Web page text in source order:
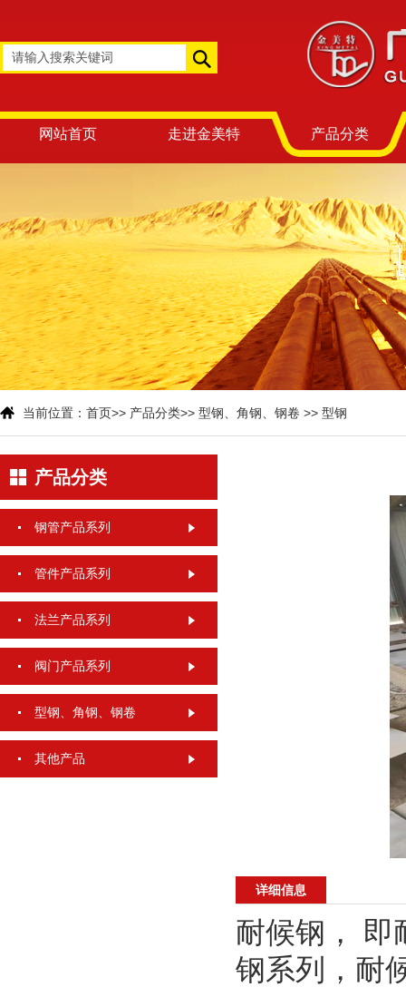
网站首页 走进金美特 产品分类
当前位置： 首页>> 产品分类>> 型钢、角钢、钢卷 >> 型钢
产品分类
钢管产品系列
管件产品系列
法兰产品系列
阀门产品系列
型钢、角钢、钢卷
其他产品
详细信息
耐候钢， 即
钢系列，耐